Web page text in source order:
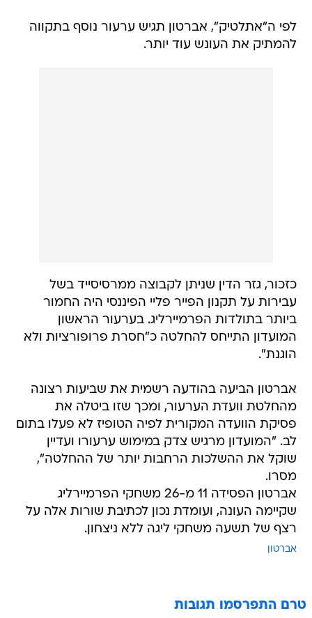
לפי ה"אתלטיק", אברטון תגיש ערעור נוסף בתקווה
להמתיק את העונש עוד יותר.
כזכור, גזר הדין שניתן לקבוצה ממרסיסייד בשל
עבירות על תקנון הפייר פליי הפיננסי היה החמור
ביותר בתולדות הפרמיירליג. בערעור הראשון
המועדון התייחס להחלטה כ"חסרת פרופורציות ולא
הוגנת".
אברטון הביעה בהודעה רשמית את שביעות רצונה
מהחלטת וועדת הערעור, ומכך שזו ביטלה את
פסיקת הוועדה המקורית לפיה הטופיז לא פעלו בתום
לב. "המועדון מרגיש צדק במימוש ערעורו ועדיין
שוקל את ההשלכות הרחבות יותר של ההחלטה",
מסרו.
אברטון הפסידה 11 מ-26 משחקי הפרמיירליג
שקיימה העונה, ועומדת נכון לכתיבת שורות אלה על
רצף של תשעה משחקי ליגה ללא ניצחון.
אברטון
טרם התפרסמו תגובות